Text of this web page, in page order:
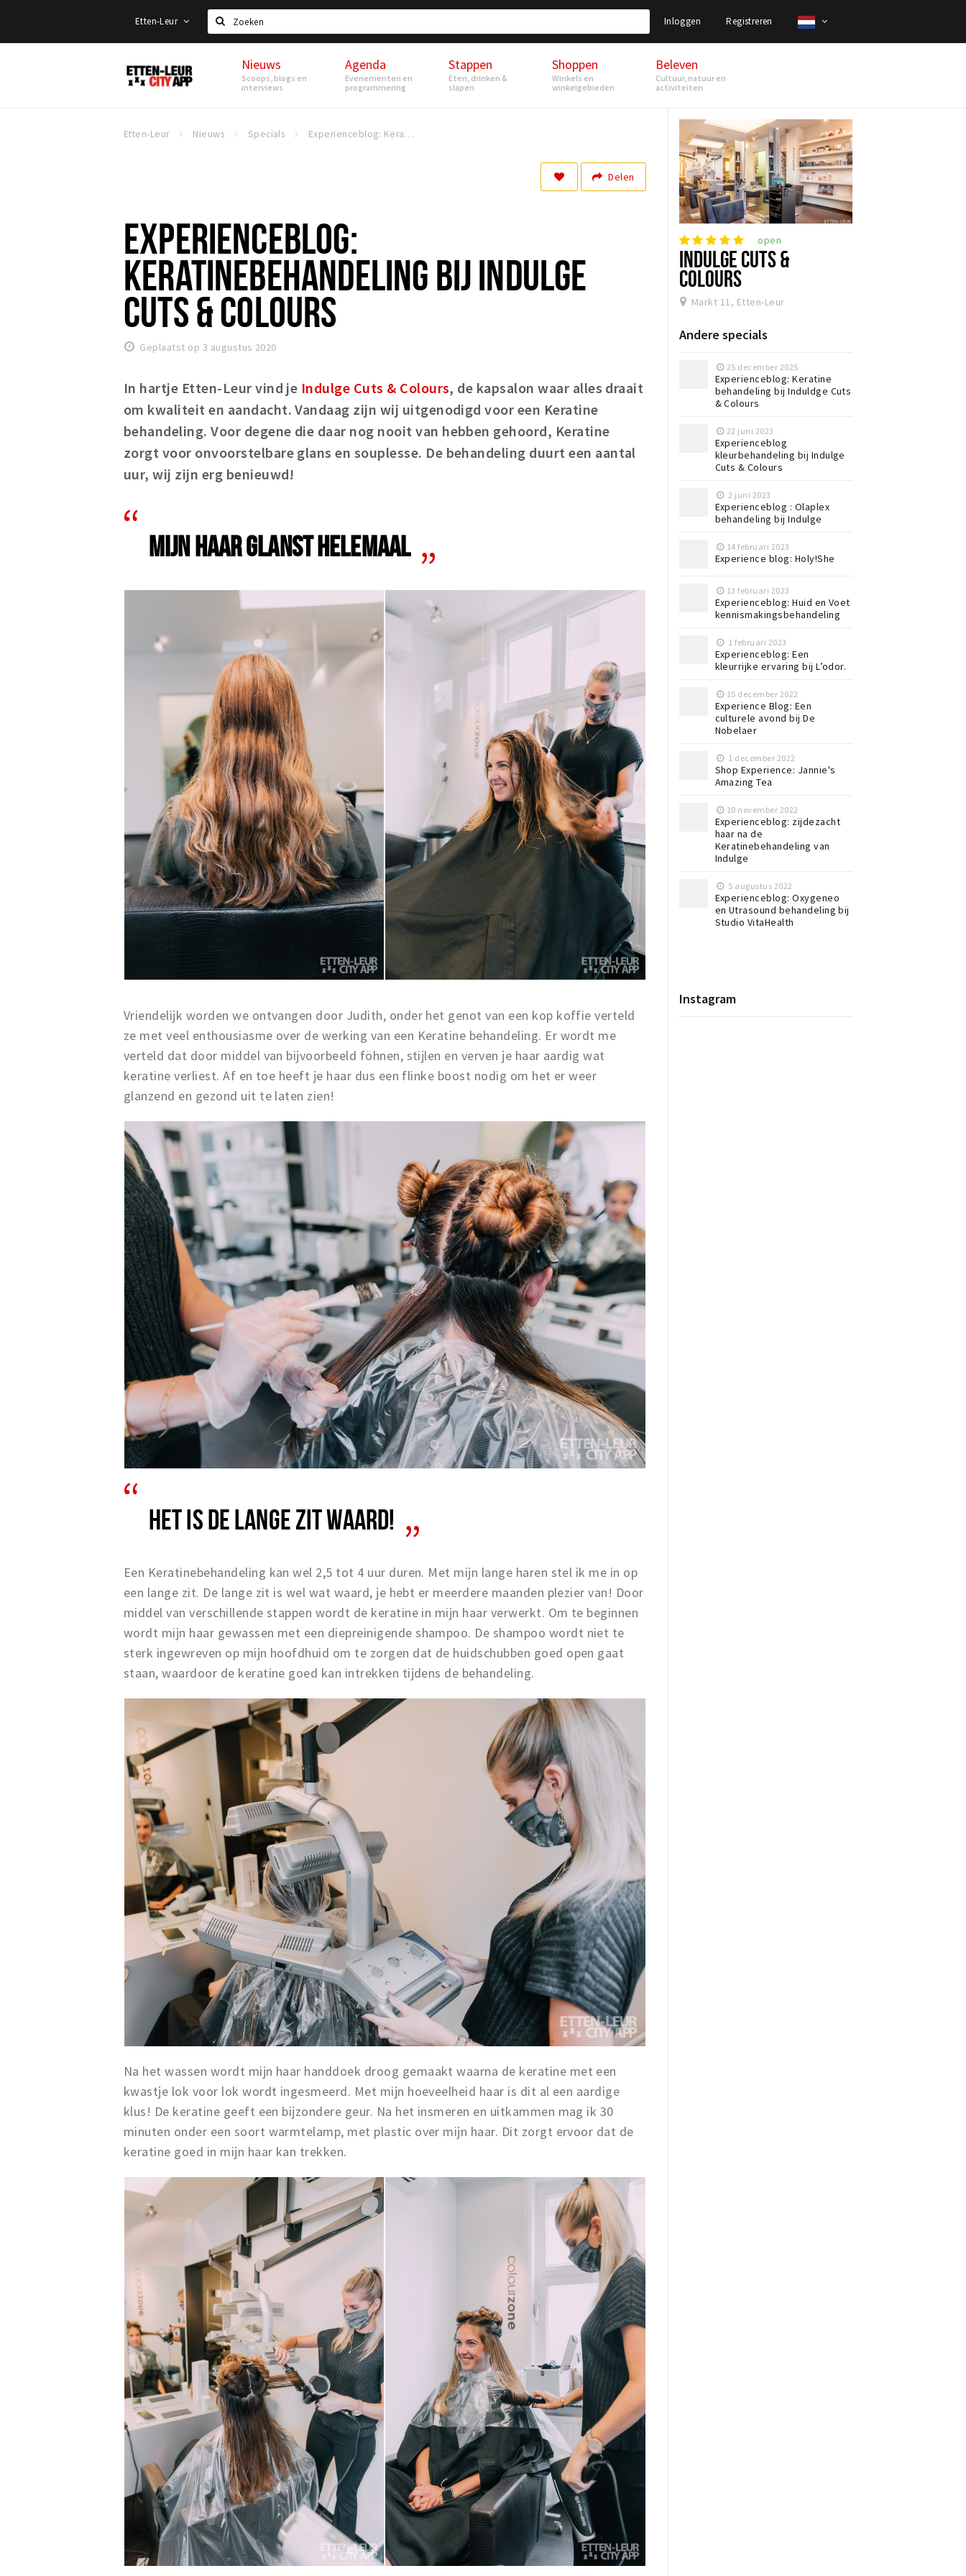
Etten-Leur
Zoeken
Inloggen Registreren
Etten-
Leur
Nieuws
Scoops, blogs en
interviews
Agenda
Evenementen en
programmering
Stappen
Eten, drinken &
slapen
Shoppen
Winkels en
winkelgebieden
Beleven
Cultuur, natuur en
activiteiten
Etten-Leur Nieuws Specials Experienceblog: Keratinebehandeling bij Indulge Cuts & Colours
Delen
EXPERIENCEBLOG:
KERATINEBEHANDELING BIJ INDULGE
CUTS & COLOURS
Geplaatst op 3 augustus 2020
In hartje Etten-Leur vind je Indulge Cuts & Colours, de kapsalon waar alles draait
om kwaliteit en aandacht. Vandaag zijn wij uitgenodigd voor een Keratine
behandeling. Voor degene die daar nog nooit van hebben gehoord, Keratine
zorgt voor onvoorstelbare glans en souplesse. De behandeling duurt een aantal
uur, wij zijn erg benieuwd!
MIJN HAAR GLANST HELEMAAL
Vriendelijk worden we ontvangen door Judith, onder het genot van een kop koffie verteld
ze met veel enthousiasme over de werking van een Keratine behandeling. Er wordt me
verteld dat door middel van bijvoorbeeld föhnen, stijlen en verven je haar aardig wat
keratine verliest. Af en toe heeft je haar dus een flinke boost nodig om het er weer
glanzend en gezond uit te laten zien!
HET IS DE LANGE ZIT WAARD!
Een Keratinebehandeling kan wel 2,5 tot 4 uur duren. Met mijn lange haren stel ik me in op
een lange zit. De lange zit is wel wat waard, je hebt er meerdere maanden plezier van! Door
middel van verschillende stappen wordt de keratine in mijn haar verwerkt. Om te beginnen
wordt mijn haar gewassen met een diepreinigende shampoo. De shampoo wordt niet te
sterk ingewreven op mijn hoofdhuid om te zorgen dat de huidschubben goed open gaat
staan, waardoor de keratine goed kan intrekken tijdens de behandeling.
Na het wassen wordt mijn haar handdoek droog gemaakt waarna de keratine met een
kwastje lok voor lok wordt ingesmeerd. Met mijn hoeveelheid haar is dit al een aardige
klus! De keratine geeft een bijzondere geur. Na het insmeren en uitkammen mag ik 30
minuten onder een soort warmtelamp, met plastic over mijn haar. Dit zorgt ervoor dat de
keratine goed in mijn haar kan trekken.
open
INDULGE CUTS &
COLOURS
Markt 11, Etten-Leur
Andere specials
25 december 2025
Experienceblog: Keratine
behandeling bij Induldge Cuts
& Colours
22 juni 2023
Experienceblog
kleurbehandeling bij Indulge
Cuts & Colours
2 juni 2023
Experienceblog : Olaplex
behandeling bij Indulge
14 februari 2023
Experience blog: Holy!She
13 februari 2023
Experienceblog: Huid en Voet
kennismakingsbehandeling
1 februari 2023
Experienceblog: Een
kleurrijke ervaring bij L’odor.
15 december 2022
Experience Blog: Een
culturele avond bij De
Nobelaer
1 december 2022
Shop Experience: Jannie's
Amazing Tea
10 november 2022
Experienceblog: zijdezacht
haar na de
Keratinebehandeling van
Indulge
5 augustus 2022
Experienceblog: Oxygeneo
en Utrasound behandeling bij
Studio VitaHealth
Instagram